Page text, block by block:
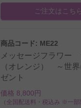
ご注文はこち
商品コード: ME22
メッセージフラワー
（オレンジ） ～世
ゼント
価格 8,800円
（全国配送料・税込み ※一部